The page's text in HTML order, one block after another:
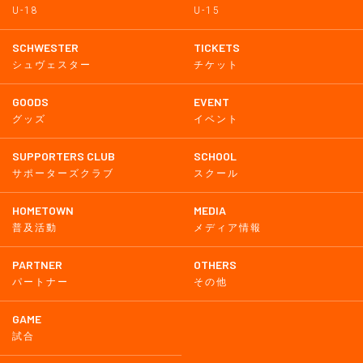
U-18 U-15
SCHWESTER
シュヴェスター
TICKETS
チケット
GOODS
グッズ
EVENT
イベント
SUPPORTERS CLUB
サポーターズクラブ
SCHOOL
スクール
HOMETOWN
普及活動
MEDIA
メディア情報
PARTNER
パートナー
OTHERS
その他
GAME
試合